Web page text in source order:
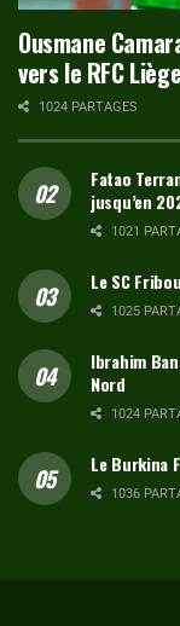
Ousmane
vers le RFC Liège
1024 PARTAGES
Fatao
jusqu’en
1021
Le SC
1025
Ibrahim
Nord
1024
Le Burkina
1036